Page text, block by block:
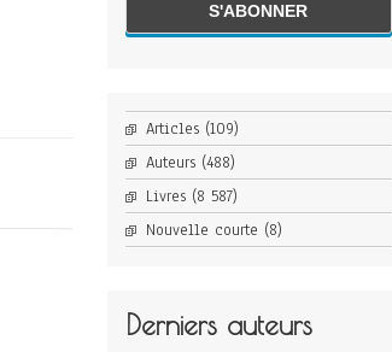
Articles(109)
Auteurs(488)
Livres(8 587)
Nouvelle courte (8)
Derniers auteurs